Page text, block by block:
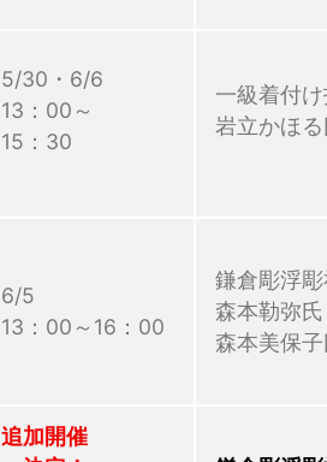
5/30・6/6
13：00～
15：30
一級着付
岩立かほる
6/5
13：00～16：00
鎌倉彫浮彫
森本勒弥氏
森本美保子
追加開催